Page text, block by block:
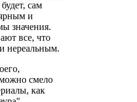
сам
и
значения.
все, что
нереальным.
смело
как